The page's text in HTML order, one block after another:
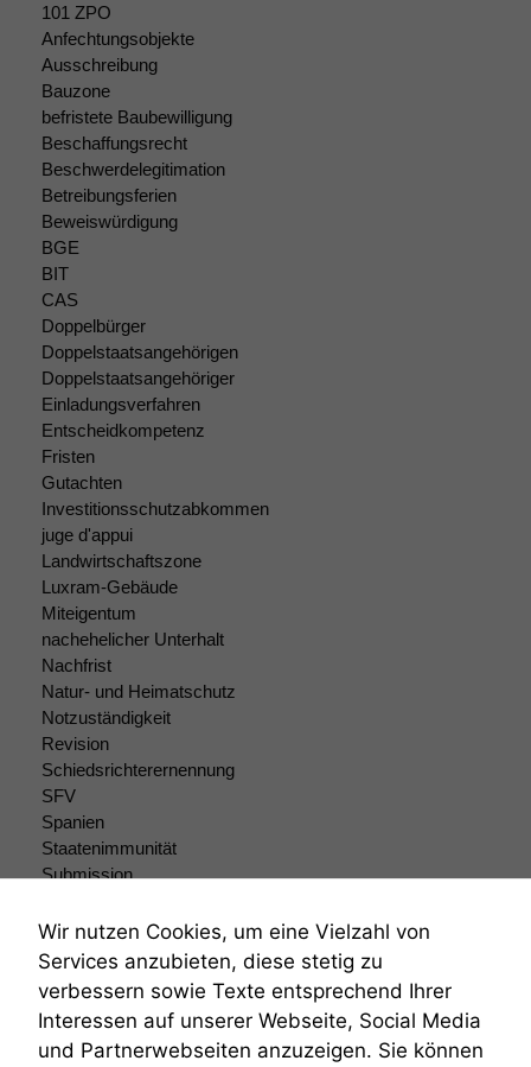
101 ZPO
Anfechtungsobjekte
Ausschreibung
Bauzone
befristete Baubewilligung
Beschaffungsrecht
Beschwerdelegitimation
Betreibungsferien
Beweiswürdigung
BGE
BIT
CAS
Doppelbürger
Doppelstaatsangehörigen
Doppelstaatsangehöriger
Einladungsverfahren
Entscheidkompetenz
Fristen
Gutachten
Investitionsschutzabkommen
juge d'appui
Landwirtschaftszone
Luxram-Gebäude
Miteigentum
nachehelicher Unterhalt
Nachfrist
Natur- und Heimatschutz
Notzuständigkeit
Revision
Schiedsrichterernennung
SFV
Spanien
Staatenimmunität
Submission
Teilungsklage
Venezuela
VRK
Wiederherstellungsanordnung
Zivilprozessordnung
ZPO
Wir nutzen Cookies, um eine Vielzahl von
Services anzubieten, diese stetig zu
verbessern sowie Texte entsprechend Ihrer
Interessen auf unserer Webseite, Social Media
und Partnerwebseiten anzuzeigen. Sie können
sind optional.
Wenn Sie
diese Option
deaktivieren,
kann die
Website nicht